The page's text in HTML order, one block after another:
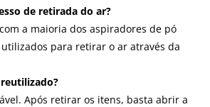
de retirada do ar?
a maioria dos aspiradores de pó
para retirar o ar através da
Após retirar os itens, basta abrir a